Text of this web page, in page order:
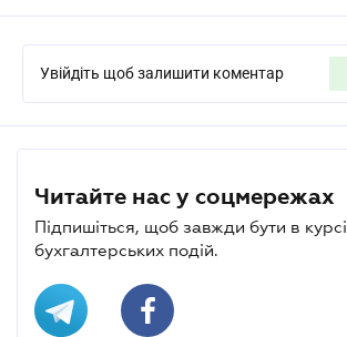
Увійдіть щоб залишити коментар
Читайте нас у соцмережах
Підпишіться, щоб завжди бути в курсі
бухгалтерських подій.